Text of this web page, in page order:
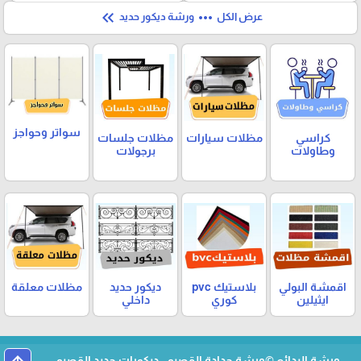
عرض الكل more_horiz ورشة ديكور حديد keyboard_double_arrow_left
كراسي
وطاولات
مظلات سيارات
مظلات جلسات
برجولات
سواتر وحواجز
اقمشة البولي
ايثيلين
بلاستيك pvc
كوري
ديكور حديد
داخلي
مظلات معلقة